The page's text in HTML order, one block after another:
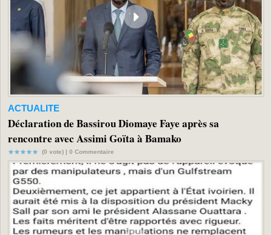
ACTUALITE
Déclaration de Bassirou Diomaye Faye après sa
rencontre avec Assimi Goïta à Bamako
(0 vote) | 0 Commentaire